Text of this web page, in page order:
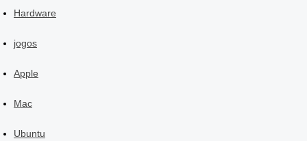
Hardware
jogos
Apple
Mac
Ubuntu